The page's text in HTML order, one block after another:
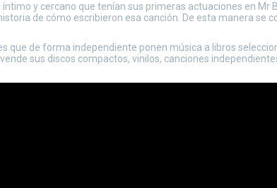
y cercano que tenían sus primeras actuaciones en Mr
de cómo escribieron esa canción. De esta manera se
que de forma independiente ponen música a libros
sus discos compactos, vinilos, canciones